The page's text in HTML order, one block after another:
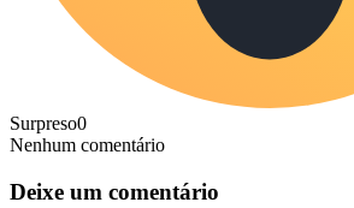
Surpreso0
Nenhum comentário
Deixe um comentário